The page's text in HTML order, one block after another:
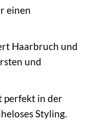
einen
Haarbruch und
und
perfekt in der
Styling.